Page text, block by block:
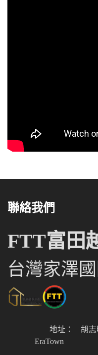
聯絡我們
FTT富田
台灣家澤
地址：
胡
EraTown